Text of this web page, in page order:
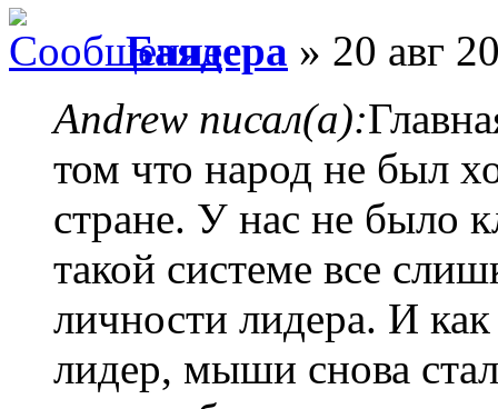
Баядера » 20 авг
Andrew писал(а):
том что народ не был
стране. У нас не было
такой системе все
личности лидера. И
лидер, мыши снова